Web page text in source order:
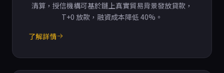
清算，授信機構可基於鏈上真實貿易背景發放貸款，
T+0 放款，融資成本降低 40%。
了解詳情